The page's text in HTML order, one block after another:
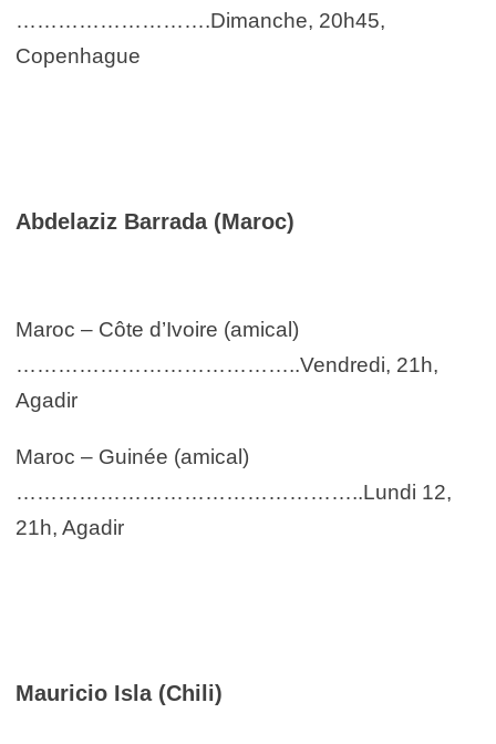
……………………….Dimanche, 20h45,
Copenhague
Abdelaziz Barrada (Maroc)
Maroc – Côte d’Ivoire (amical)
…………………………………..Vendredi, 21h,
Agadir
Maroc – Guinée (amical)
…………………………………………..Lundi 12,
21h, Agadir
Mauricio Isla (Chili)